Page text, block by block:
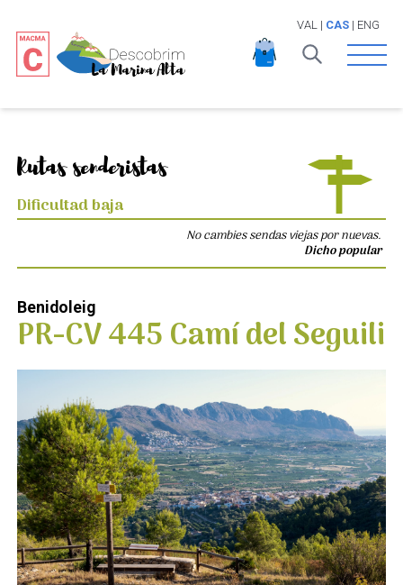
VAL | CAS| ENG
Open
Rutas senderistas
Dificultad baja
No cambies sendas viejas por nuevas.
Dicho popular
Benidoleig
PR-CV 445 Camí del Seguili